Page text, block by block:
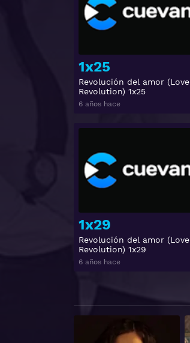
1x25
Revolución del amor (Love
Revolution) 1x25
6 años hace
1x29
Revolución del amor (Love
Revolution) 1x29
6 años hace